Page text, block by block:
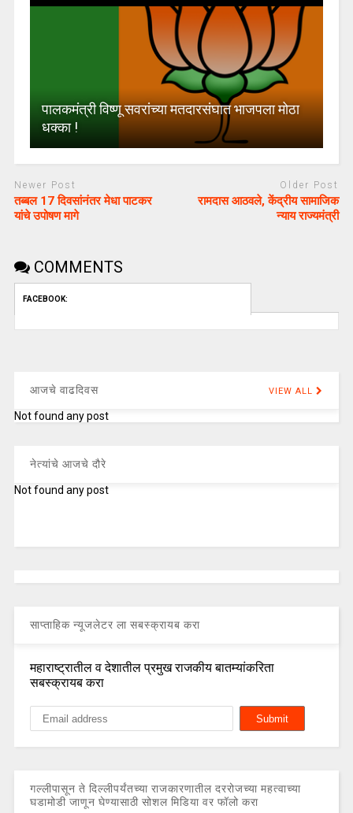
पालकमंत्री विष्णू सवरांच्या मतदारसंघात भाजपला मोठा
धक्का !
Newer Post
तब्बल 17 दिवसांनंतर मेधा पाटकर
यांचे उपोषण मागे
Older Post
रामदास आठवले, केंद्रीय सामाजिक
न्याय राज्यमंत्री
COMMENTS
FACEBOOK:
आजचे वाढदिवस VIEW ALL
Not found any post
नेत्यांचे आजचे दौरे
Not found any post
साप्ताहिक न्यूजलेटर ला सबस्क्रायब करा
महाराष्ट्रातील व देशातील प्रमुख राजकीय बातम्यांकरिता
सबस्क्रायब करा
गल्लीपासून ते दिल्लीपर्यंतच्या राजकारणातील दररोजच्या महत्वाच्या
घडामोडी जाणून घेण्यासाठी सोशल मिडिया वर फॉलो करा